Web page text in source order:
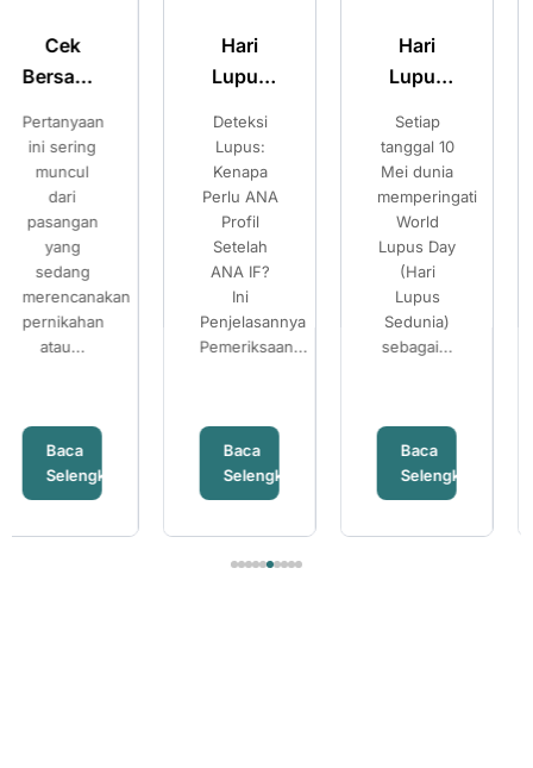
Hari
Lupus
Kenali
Gejala
Lupus
dan
Pentingnya
Pemeriksaan
ANA IF
Deteksi
Lupus:
Kenapa
Perlu ANA
Profil
Setelah
ANA IF?
Ini
Penjelasannya
Pemeriksaan...
Baca
Selengkapnya
Hari
Lupus
Kenali
Gejala
Lupus
dan
Pentingnya
Pemeriksaan
ANA IF
Setiap
tanggal 10
Mei dunia
memperingati
World
Lupus Day
(Hari
Sedunia)
sebagai...
Baca
Selengkapnya
Kehamilan
Pilihan
Setelah
Mengetahui
Risiko
Thalassemia
Pilihan
Setelah
Mengetahui
Risiko
Thalassemia
Banyak
pasangan
mempersiapkan
kehamilan...
Baca